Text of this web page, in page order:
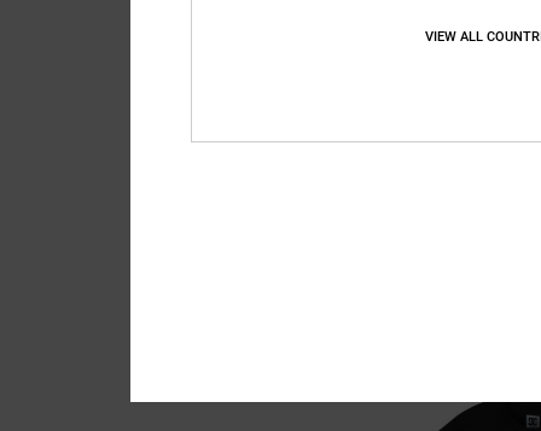
VIEW ALL